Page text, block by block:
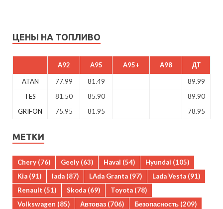
ЦЕНЫ НА ТОПЛИВО
A92 A95 A95+ A98 ДТ
ATAN 77.99 81.49
89.99
TES
81.50 85.90
89.90
GRIFON
75.95 81.95 78.95
МЕТКИ
Chery (76) Geely (63) Haval (54) Hyundai (105)
Kia (91) lada (87) LAda Granta (97) Lada Vesta (91)
Renault (51) Skoda (69) Toyota (78)
Volkswagen (85) Автоваз (706) Безопасность (209)